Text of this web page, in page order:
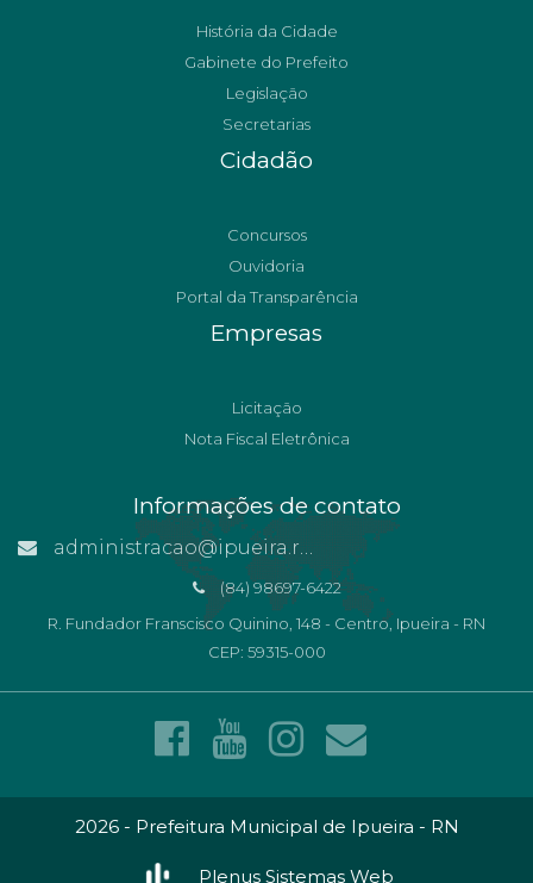
História da Cidade
Gabinete do Prefeito
Legislação
Secretarias
Cidadão
Concursos
Ouvidoria
Portal da Transparência
Empresas
Licitação
Nota Fiscal Eletrônica
Informações de contato
administracao@ipueira.rn.gov.br
(84) 98697-6422
R. Fundador Franscisco Quinino, 148 - Centro, Ipueira - RN
CEP: 59315-000
2026 - Prefeitura Municipal de Ipueira - RN
Plenus Sistemas Web